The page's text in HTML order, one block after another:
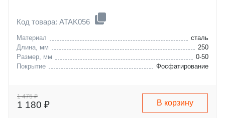
Код товара: ATAK056
Материал
сталь
Длина, мм
250
Размер, мм
0-50
Покрытие
Фосфатирование
1 475 ₽
1 180 ₽ В корзину